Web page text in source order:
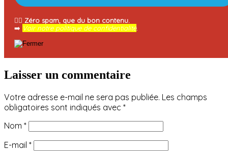
🧘‍♂️ Zéro spam, que du bon contenu.
➡️ Voir notre politique de confidentialité.
Laisser un commentaire
Votre adresse e-mail ne sera pas publiée. Les champs
obligatoires sont indiqués avec *
Nom *
E-mail *